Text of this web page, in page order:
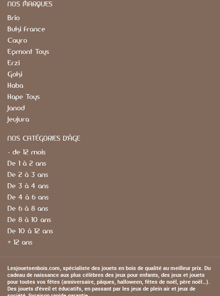
NOS MARQUES
Brio
Buki France
Cayro
Egmont Toys
Erzi
Goki
Haba
Hape Toys
Janod
Jeujura
NOS CATÉGORIES D'ÂGE
- de 12 mois
De 1 à 2 ans
De 2 à 3 ans
De 3 à 4 ans
De 4 à 6 ans
De 6 à 8 ans
De 8 à 10 ans
De 10 à 12 ans
+ 12 ans
Lesjouetsenbois.com, spécialiste des jouets en bois de qualité au meilleur prix. Du
cadeau de naissance aux plus célèbres des jeux pour enfants, des jeux et jouets
pour toutes vos fêtes (anniversaire, pâques, halloween, fêtes de noël, père noël…).
Des jouets d’éveil et éducatifs, en passant par les jeux de plein air et jeux de